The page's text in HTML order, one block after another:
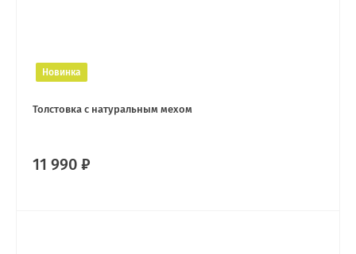
Новинка
Толстовка с натуральным мехом
11 990 ₽